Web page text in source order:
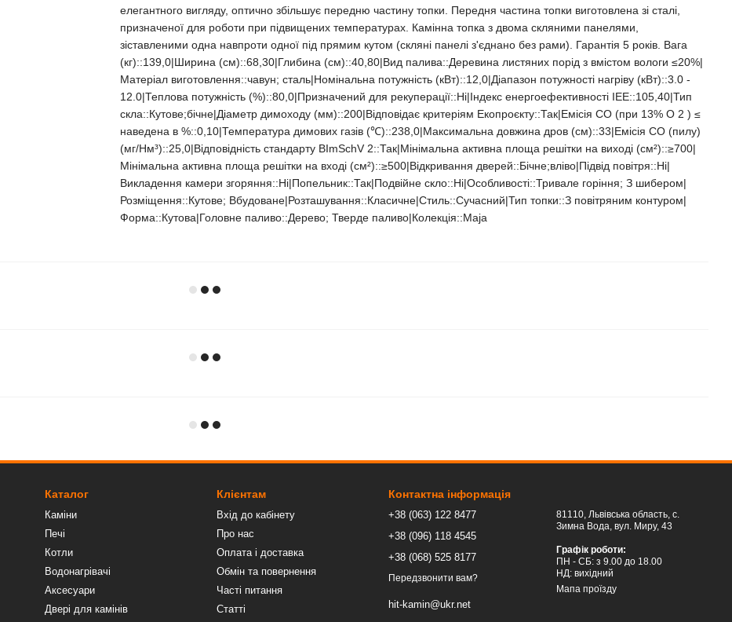
елегантного вигляду, оптично збільшує передню частину топки. Передня частина топки виготовлена зі сталі,
призначеної для роботи при підвищених температурах. Камінна топка з двома скляними панелями,
зіставленими одна навпроти одної під прямим кутом (скляні панелі з'єднано без рами). Гарантія 5 років. Вага
(кг)::139,0|Ширина (см)::68,30|Глибина (см)::40,80|Вид палива::Деревина листяних порід з вмістом вологи ≤20%|
Матеріал виготовлення::чавун; сталь|Номінальна потужність (кВт)::12,0|Діапазон потужності нагріву (кВт)::3.0 -
12.0|Теплова потужність (%)::80,0|Призначений для рекуперації::Ні|Індекс енергоефективності ІЕЕ::105,40|Тип
скла::Кутове;бічне|Діаметр димоходу (мм)::200|Відповідає критеріям Екопроєкту::Так|Емісія CO (при 13% O 2 ) ≤
наведена в %::0,10|Температура димових газів (℃)::238,0|Максимальна довжина дров (см)::33|Емісія CO (пилу)
(мг/Нм³)::25,0|Відповідність стандарту BImSchV 2::Так|Мінімальна активна площа решітки на виході (см²)::≥700|
Мінімальна активна площа решітки на вході (см²)::≥500|Відкривання дверей::Бічне;вліво|Підвід повітря::Ні|
Викладення камери згоряння::Ні|Попельник::Так|Подвійне скло::Ні|Особливості::Тривале горіння; З шибером|
Розміщення::Кутове; Вбудоване|Розташування::Класичне|Стиль::Cучасний|Тип топки::З повітряним контуром|
Форма::Кутова|Головне паливо::Дерево; Тверде паливо|Колекція::Maja
Каталог
Каміни
Печі
Котли
Водонагрівачі
Аксесуари
Двері для камінів
Клієнтам
Вхід до кабінету
Про нас
Оплата і доставка
Обмін та повернення
Часті питання
Статті
Контактна інформація
+38 (063) 122 8477
+38 (096) 118 4545
+38 (068) 525 8177
Передзвонити вам?
hit-kamin@ukr.net
81110, Львівська область, c.
Зимна Вода, вул. Миру, 43
Графік роботи:
ПН - СБ: з 9.00 до 18.00
НД: вихідний
Мапа проїзду